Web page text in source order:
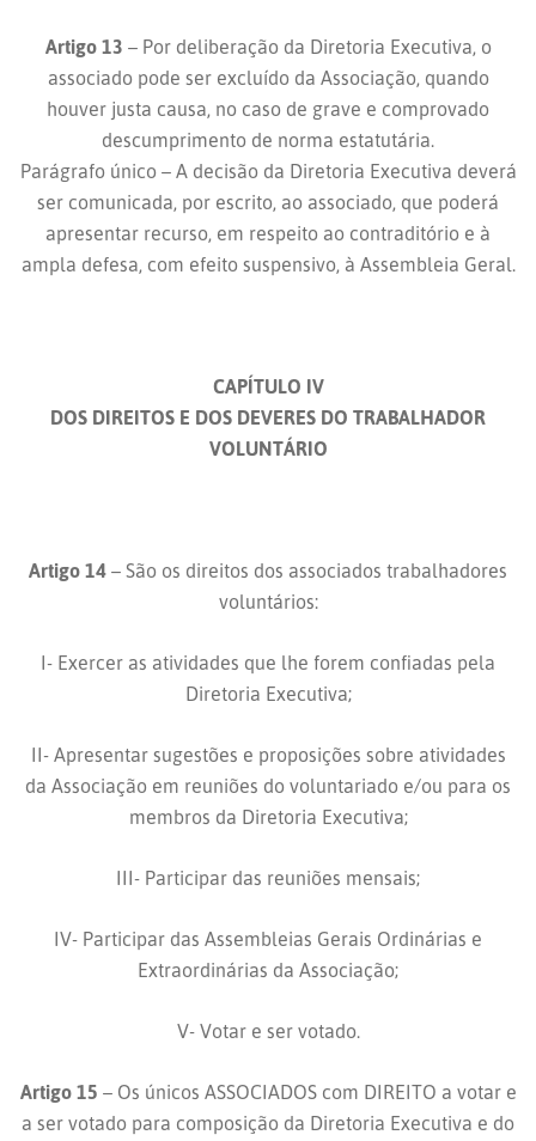
Artigo 13 – Por deliberação da Diretoria Executiva, o
associado pode ser excluído da Associação, quando
houver justa causa, no caso de grave e comprovado
descumprimento de norma estatutária.
Parágrafo único – A decisão da Diretoria Executiva deverá
ser comunicada, por escrito, ao associado, que poderá
apresentar recurso, em respeito ao contraditório e à
ampla defesa, com efeito suspensivo, à Assembleia Geral.
CAPÍTULO IV
DOS DIREITOS E DOS DEVERES DO TRABALHADOR
VOLUNTÁRIO
Artigo 14 – São os direitos dos associados trabalhadores
voluntários:
I- Exercer as atividades que lhe forem confiadas pela
Diretoria Executiva;
II- Apresentar sugestões e proposições sobre atividades
da Associação em reuniões do voluntariado e/ou para os
membros da Diretoria Executiva;
III- Participar das reuniões mensais;
IV- Participar das Assembleias Gerais Ordinárias e
Extraordinárias da Associação;
V- Votar e ser votado.
Artigo 15 – Os únicos ASSOCIADOS com DIREITO a votar e
a ser votado para composição da Diretoria Executiva e do